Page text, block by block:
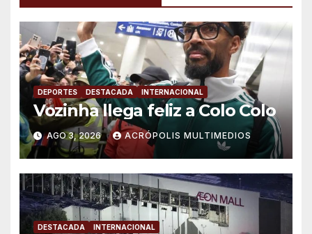
DEPORTES DESTACADA INTERNACIONAL
Vozinha llega feliz a Colo Colo
AGO 3, 2026 ACRÓPOLIS MULTIMEDIOS
DESTACADA INTERNACIONAL